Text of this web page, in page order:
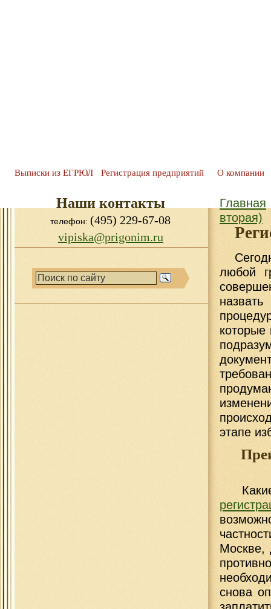
Выписки из ЕГРЮЛ Регистрация предприятий О компании
Наши контакты
телефон:(495) 229-67-08
vipiska@prigonim.ru
Главная
вторая)
любой
этапе
Москве,
снова